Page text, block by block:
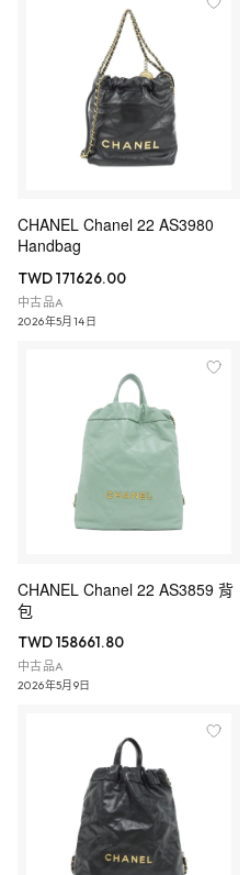
CHANEL Chanel 22 AS3980
Handbag
TWD 171626.00
中古品A
2026年5月14日
CHANEL Chanel 22 AS3859 背
包
TWD 158661.80
中古品A
2026年5月9日